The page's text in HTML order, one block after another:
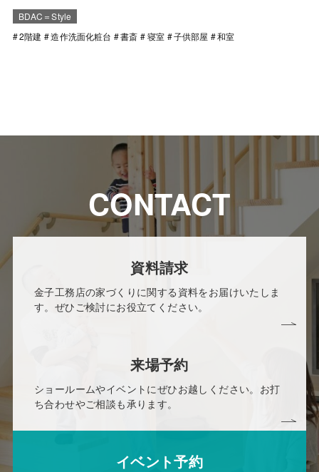
BDAC＝Style
2階建
造作洗面化粧台 書斎 寝室 子供部屋 和室
CONTACT
資料請求
金子工務店の家づくりに関する資料をお届けいたしま
す。ぜひご検討にお役立てください。
来場予約
ショールームやイベントにぜひお越しください。お打
ち合わせやご相談も承ります。
イベント予約